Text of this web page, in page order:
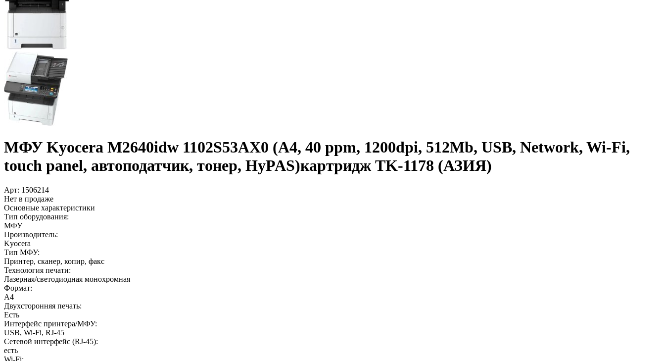
МФУ Kyocera M2640idw 1102S53AX0 (А4, 40 ppm, 1200dpi, 512Mb, USB, Network, Wi-Fi,
touch panel, автоподатчик, тонер, HyPAS)картридж TK-1178 (АЗИЯ)
Арт: 1506214
Нет в продаже
Основные характеристики
Тип оборудования:
МФУ
Производитель:
Kyocera
Тип МФУ:
Принтер, сканер, копир, факс
Технология печати:
Лазерная/светодиодная монохромная
Формат:
A4
Двухсторонняя печать:
Есть
Интерфейс принтера/МФУ:
USB, Wi-Fi, RJ-45
Сетевой интерфейс (RJ-45):
есть
Wi-Fi: